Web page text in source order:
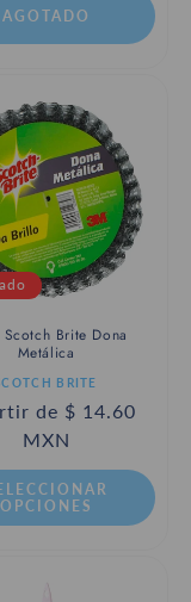
AGOTADO
Brite Dona
Metálica
BRITE
de $ 14.60
MXN
OPCIONES